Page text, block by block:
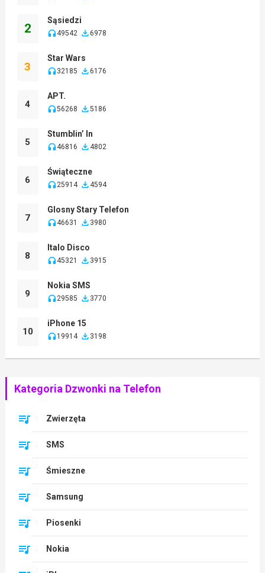
2
Sąsiedzi
49542 6978
3
Star Wars
32185 6176
4
APT.
56268 5186
5
Stumblin’ In
46816 4802
6
Świąteczne
25914 4594
7
Glosny Stary Telefon
46631 3980
8
Italo Disco
45321 3915
9
Nokia SMS
29585 3770
10
iPhone 15
19914 3198
Kategoria Dzwonki na Telefon
Zwierzęta
SMS
Śmieszne
Samsung
Piosenki
Nokia